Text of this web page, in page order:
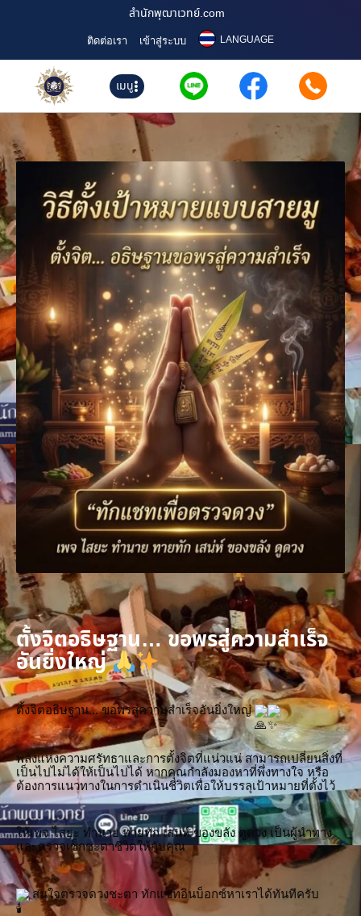
สำนักพุฒาเวทย์.com
ติดต่อเรา เข้าสู่ระบบ LANGUAGE
เมนู
ตั้งจิตอธิษฐาน… ขอพรสู่ความสำเร็จ
อันยิ่งใหญ่
ตั้งจิตอธิษฐาน… ขอพรสู่ความสำเร็จอันยิ่งใหญ่
พลังแห่งความศรัทธาและการตั้งจิตที่แน่วแน่ สามารถเปลี่ยนสิ่งที่
เป็นไปไม่ได้ให้เป็นไปได้ หากคุณกำลังมองหาที่พึ่งทางใจ หรือ
ต้องการแนวทางในการดำเนินชีวิตเพื่อให้บรรลุเป้าหมายที่ตั้งไว้
ให้เพจ ไสยะ ทำนาย ทายทัก เสน่ห์ ของขลัง ดูดวง เป็นผู้นำทาง
และตรวจเช็กชะตาชีวิตให้กับคุณ
สนใจตรวจดวงชะตา ทักแชทอินบ็อกซ์หาเราได้ทันทีครับ